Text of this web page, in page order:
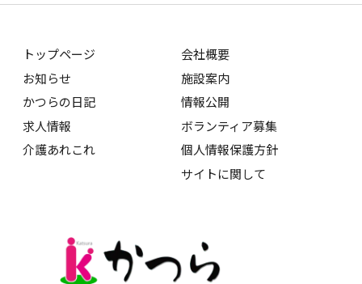
トップページ
お知らせ
かつらの日記
会社概要
施設案内
情報公開
求人情報
介護あれこれ
ボランティア募集
個人情報保護方針
サイトに関して